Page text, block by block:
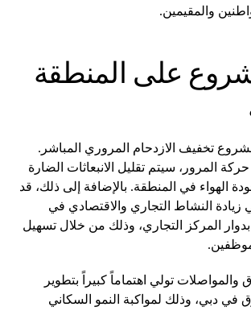
والمقيمين.
على المنطقة
تخفيف الازدحام المروري المباشر.
المرور، سيتم تقليل الانبعاثات الضارة
الهواء في المنطقة. بالإضافة إلى ذلك، قد
النشاط التجاري والاقتصادي في
المركز التجاري، وذلك من خلال تسهيل
والمواصلات تولي اهتماماً كبيراً بتطوير
في دبي، وذلك لمواكبة النمو السكاني